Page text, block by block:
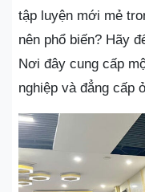
tập luyện mới mẻ
nên phổ biến? Hãy
Nơi đây cung cấp
nghiệp và đẳng cấp